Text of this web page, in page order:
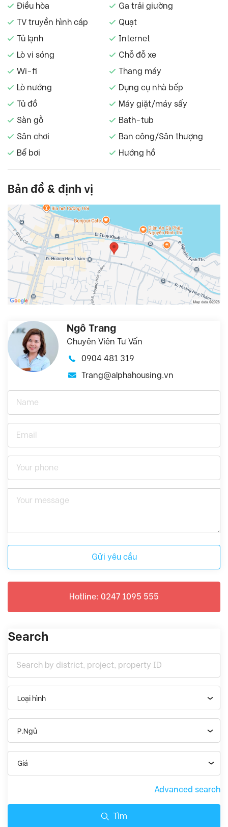
Điều hòa
Ga trải giường
TV truyền hình cáp
Quạt
Tủ lạnh
Internet
Lò vi sóng
Chỗ đỗ xe
Wi-fi
Thang máy
Lò nướng
Dụng cụ nhà bếp
Tủ đồ
Máy giặt/máy sấy
Sàn gỗ
Bath-tub
Sân chơi
Ban công/Sân thượng
Bể bơi
Hướng hồ
Bản đồ & định vị
Ngô Trang
Chuyên Viên Tư Vấn
0904 481 319
Trang@alphahousing.vn
Gửi yêu cầu
Hotline: 0247 1095 555
Search
Loại hình
P.Ngủ
Giá
Advanced search
Tìm